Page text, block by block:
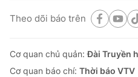
Theo dõi báo trên
Cơ quan chủ quản:Đài Truyền
Cơ quan báo chí: Thời báo VTV